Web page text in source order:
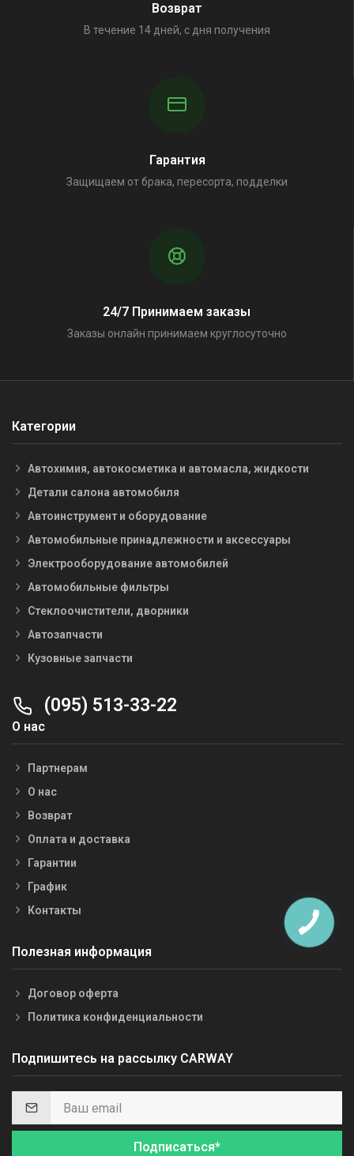
Возврат
В течение 14 дней, с дня получения
Гарантия
Защищаем от брака, пересорта, подделки
24/7 Принимаем заказы
Заказы онлайн принимаем круглосуточно
Категории
Автохимия, автокосметика и автомасла, жидкости
Детали салона автомобиля
Автоинструмент и оборудование
Автомобильные принадлежности и аксессуары
Электрооборудование автомобилей
Автомобильные фильтры
Стеклоочистители, дворники
Автозапчасти
Кузовные запчасти
(095) 513-33-22
О нас
Партнерам
О нас
Возврат
Оплата и доставка
Гарантии
График
Контакты
Полезная информация
Договор оферта
Политика конфиденциальности
Подпишитесь на рассылку CARWAY
Подписаться*